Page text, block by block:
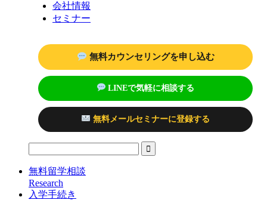
会社情報
セミナー
無料カウンセリングを申し込む
LINEで気軽に相談する
無料メールセミナーに登録する
無料留学相談
Research
入学手続き